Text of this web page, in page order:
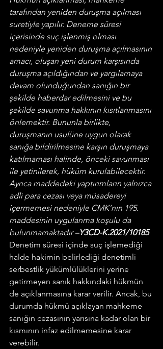
tarafından yeniden duruşma açılması
suretiyle yapılır. Deneme süresi
içerisinde suç işlenmiş olması
nedeniyle yeniden duruşma açılmasının
amacı, oluşan yeni durum karşısında
duruşma açıldığından ve yargılamaya
devam olunduğundan sanığın bir
şekilde haberdar edilmesini ve bu
şekilde savunma hakkının kısıtlanmasını
önlemektir. Bununla birlikte,
duruşmanın usulüne uygun olarak
sanığa bildirilmesine karşın duruşmaya
katılmaması halinde, önceki savunması
ile yetinilerek, hüküm kurulabilecektir.
Ayrıca maddedeki yaptırımların yalnızca
adli para cezası veya müsadereyi
içermemesi nedeniyle CMK’nın 195.
maddesinin uygulanma koşulu da
bulunmamaktadır –Y3CD-K.2021/10185
Denetim süresi içinde suç işlemediği
halde hakimin belirlediği denetimli
serbestlik yükümlülüklerini yerine
getirmeyen sanık hakkındaki hükmün
de açıklanmasına karar verilir. Ancak, bu
durumda hükmü açıklayan mahkeme
sanığın cezasının yarısına kadar olan bir
kısmının infaz edilmemesine karar
verebilir.